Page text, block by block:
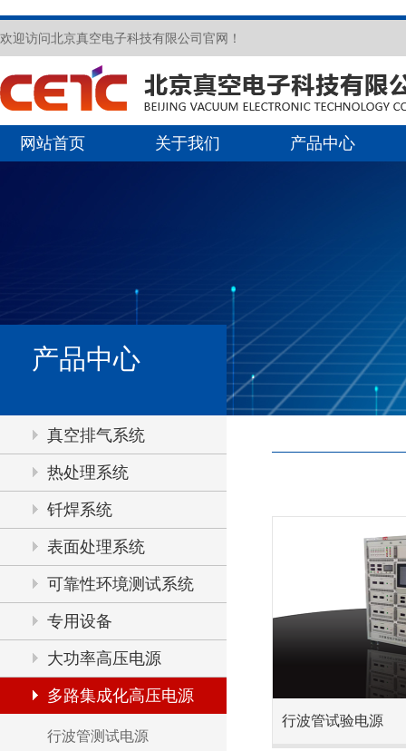
欢迎访问北京真空电子科技有限公司官网！
网站首页 关于我们 产品中心
产品中心
真空排气系统
热处理系统
钎焊系统
表面处理系统
可靠性环境测试系统
专用设备
大功率高压电源
多路集成化高压电源
行波管测试电源
行波管试验电源